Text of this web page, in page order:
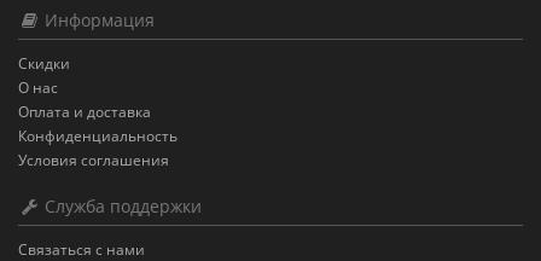
Информация
Скидки
О нас
Оплата и доставка
Конфиденциальность
Условия соглашения
Служба поддержки
Связаться с нами